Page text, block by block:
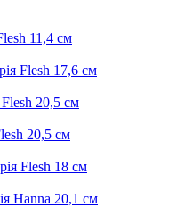
11,4 см
Flesh 17,6 см
20,5 см
20,5 см
Flesh 18 см
Hanna 20,1 см